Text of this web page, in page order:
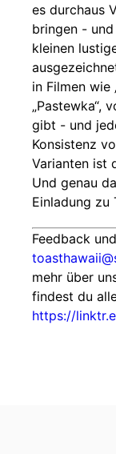
es durchaus
bringen -
kleinen
in Filmen wie
„Pastewka“,
gibt - und
Konsistenz
Varianten ist
Und genau
Einladung zu
Feedback
mehr über
findest du
https://